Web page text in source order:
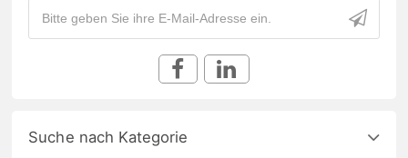
Suche nach Kategorie